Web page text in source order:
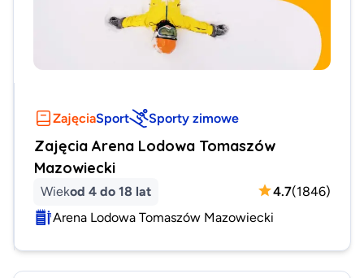
ZajęciaSport Sporty zimowe
Zajęcia Arena Lodowa Tomaszów
Mazowiecki
Wiekod 4 do 18 lat 4.7(1846)
Arena Lodowa Tomaszów Mazowiecki